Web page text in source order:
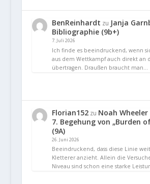
BenReinhardt zu Janja
Bibliographie (9b+)
7. Juli 2026
Ich finde es beeindruckend, wenn
aus dem Wettkampf auch direkt an
übertragen. Draußen braucht man…
Florian152zu Noah
7. Begehung von „Burden
(9A)
26. Juni 2026
Beeindruckend, dass diese Linie
Kletterer anzieht. Allein die
Niveau sind schon eine starke